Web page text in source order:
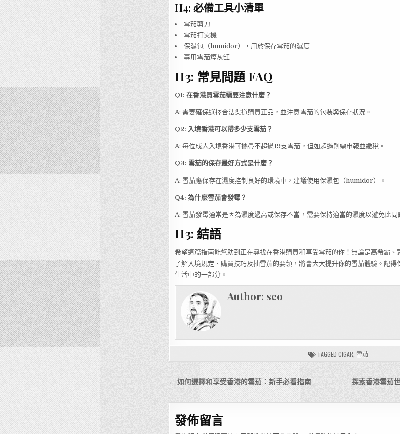
H4: 必備工具小清單
雪茄剪刀
雪茄打火機
保濕包（humidor），用於保存雪茄的濕度
專用雪茄煙灰缸
H3: 常見問題 FAQ
Q1: 在香港買雪茄需要注意什麼？
A: 需要確保選擇合法渠道購買正品，並注意雪茄的包裝與保存狀況。
Q2: 入境香港可以帶多少支雪茄？
A: 每位成人入境香港可攜帶不超過19支雪茄，但如超過則需申報並繳稅。
Q3: 雪茄的保存最好方式是什麼？
A: 雪茄應保存在濕度控制良好的環境中，建議使用保濕包（humidor）。
Q4: 為什麼雪茄會發霉？
A: 雪茄發霉通常是因為濕度過高或保存不當，需要保持適當的濕度以避免此問
H3: 結語
希望這篇指南能幫助到正在尋找在香港購買和享受雪茄的你！無論是高希霸、
了解入境規定、購買技巧及抽雪茄的要領，將會大大提升你的雪茄體驗。記
生活中的一部分。
Author: seo
TAGGEDCIGAR 雪茄
文
章
導
覽
探索香港雪茄
← 如何選擇和享受香港的雪茄：新手必看指南
發佈留言